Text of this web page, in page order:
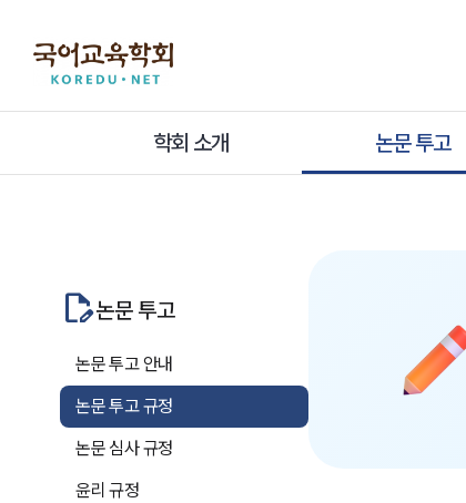
학회 소개 논문 투고
edit_document논문 투고
논문 투고 안내
논문 투고 규정
논문 심사 규정
윤리 규정